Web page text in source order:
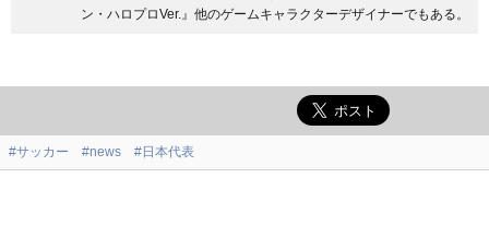
ン・ハロプロVer.』他のゲームキャラクターデザイナーでもある。
#サッカー #news #日本代表